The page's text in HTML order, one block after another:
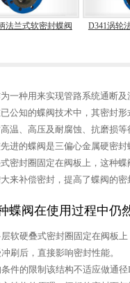
法兰式软密封蝶阀 D341涡轮
一种用来实现管路系统通断
公知的蝶阀技术中，其密封
温、高压及耐腐蚀、抗磨损等
进的蝶阀是三偏心金属硬密
密封圈固定在阀板上，这种
来补偿密封，提高了蝶阀的密
蝶阀在使用过程中仍
软硬叠式密封圈固定在阀板
刷后，直接影响密封性能。
件的限制该结构不适应做通